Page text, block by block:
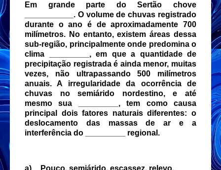
Em grande parte do Sertão chove
___________. O volume de chuvas registrado
durante o ano é de aproximadamente 700
milímetros. No entanto, existem áreas dessa
sub-região, principalmente onde predomina o
clima _________, em que a quantidade de
precipitação registrada é ainda menor, muitas
vezes, não ultrapassando 500 milímetros
anuais. A irregularidade da ocorrência de
chuvas no semiárido nordestino, e até
mesmo sua _________, tem como causa
principal dois fatores naturais diferentes: o
deslocamento das massas de ar e a
interferência do _________ regional.
a) Pouco, semiárido, escassez, relevo.